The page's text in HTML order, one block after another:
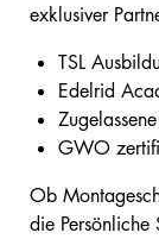
exklusiver
TSL
Edelrid
GWO
Ob
die Persönliche